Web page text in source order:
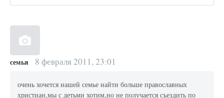
семья 8 февраля 2011, 23:01
очень хочется нашей семье найти больше православных
христиан,мы с детьми хотим,но не получается съездить по